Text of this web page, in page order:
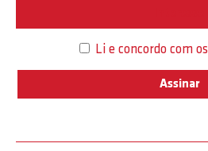
Li e concordo com os